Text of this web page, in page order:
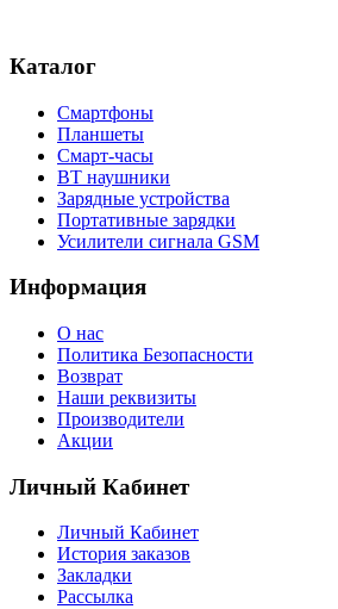
Каталог
Смартфоны
Планшеты
Смарт-часы
BT наушники
Зарядные устройства
Портативные зарядки
Усилители сигнала GSM
Информация
О нас
Политика Безопасности
Возврат
Наши реквизиты
Производители
Акции
Личный Кабинет
Личный Кабинет
История заказов
Закладки
Рассылка